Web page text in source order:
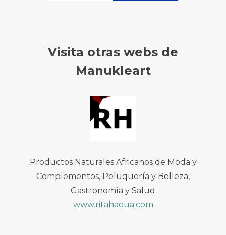
Visita otras webs de
Manukleart
Productos Naturales Africanos de Moda y
Complementos, Peluquería y Belleza,
Gastronomía y Salud
www.ritahaoua.com